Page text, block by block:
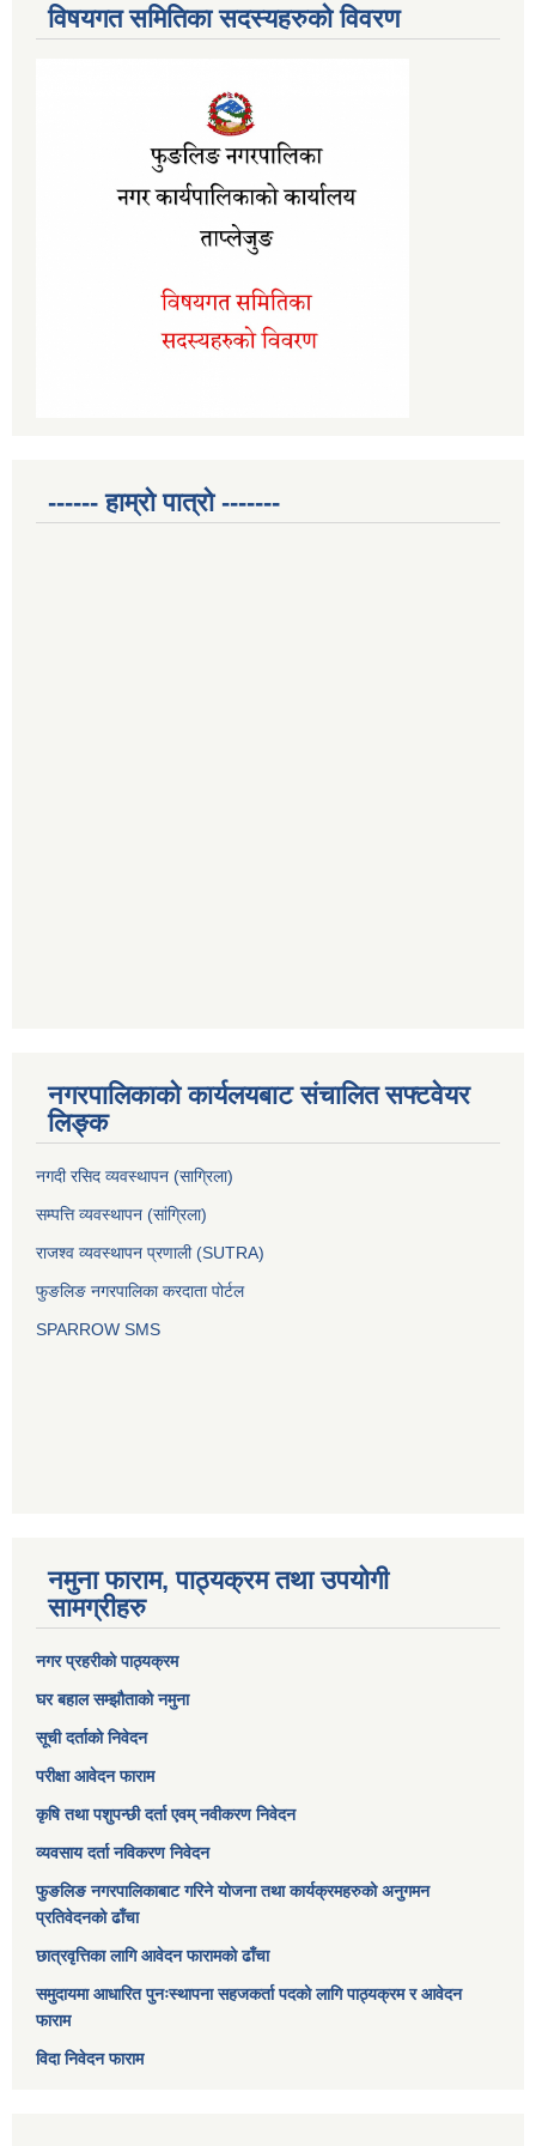
विषयगत समितिका सदस्यहरुको विवरण
------ हाम्रो पात्रो -------
नगरपालिकाको कार्यलयबाट संचालित सफ्टवेयर
लिङ्क
नगदी रसिद व्यवस्थापन (साग्रिला)
सम्पत्ति व्यवस्थापन (सांग्रिला)
राजश्व व्यवस्थापन प्रणाली (SUTRA)
फुङलिङ नगरपालिका करदाता पोर्टल
SPARROW SMS
नमुना फाराम, पाठ्यक्रम तथा उपयोगी
सामग्रीहरु
नगर प्रहरीको पाठ्यक्रम
घर बहाल सम्झौताको नमुना
सूची दर्ताको निवेदन
परीक्षा आवेदन फाराम
कृषि तथा पशुपन्छी दर्ता एवम् नवीकरण निवेदन
व्यवसाय दर्ता नविकरण निवेदन
फुङलिङ नगरपालिकाबाट गरिने योजना तथा कार्यक्रमहरुको अनुगमन
प्रतिवेदनको ढाँचा
छात्रवृत्तिका लागि आवेदन फारामको ढाँचा
समुदायमा आधारित पुनःस्थापना सहजकर्ता पदको लागि पाठ्यक्रम र आवेदन
फाराम
विदा निवेदन फाराम